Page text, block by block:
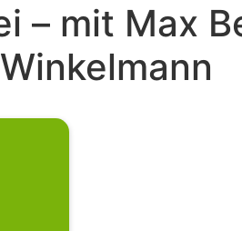
– mit Max